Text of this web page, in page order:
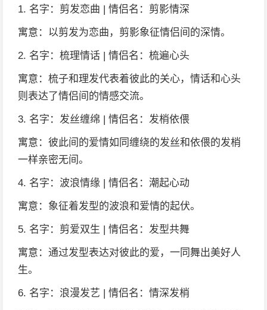
1. 名字：剪发恋曲 | 情侣名：剪影情深
寓意：以剪发为恋曲，剪影象征情侣间的深情。
2. 名字：梳理情话 | 情侣名：梳遍心头
寓意：梳子和理发代表着彼此的关心，情话和心头
则表达了情侣间的情感交流。
3. 名字：发丝缠绵 | 情侣名：发梢依偎
寓意：彼此间的爱情如同缠绕的发丝和依偎的发梢
一样亲密无间。
4. 名字：波浪情缘 | 情侣名：潮起心动
寓意：象征着发型的波浪和爱情的起伏。
5. 名字：剪爱双生 | 情侣名：发型共舞
寓意：通过发型表达对彼此的爱，一同舞出美好人
生。
6. 名字：浪漫发艺 | 情侣名：情深发梢